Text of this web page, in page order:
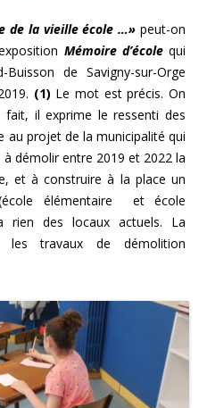
de la vieille école …» peut-on
Mémoire d’école qui
de Savigny-sur-Orge
(1) Le mot est précis. On
il exprime le ressenti des
au projet de la municipalité qui
démolir entre 2019 et 2022 la
et à construire à la place un
élémentaire et école
rien des locaux actuels. La
les travaux de démolition